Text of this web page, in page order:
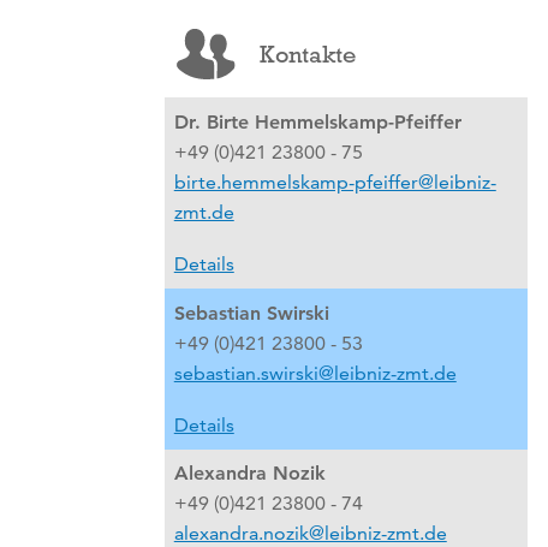
Kontakte
Dr. Birte Hemmelskamp-Pfeiffer
+49 (0)421 23800 - 75
birte.hemmelskamp-pfeiffer@leibniz-
zmt.de
Details
Sebastian Swirski
+49 (0)421 23800 - 53
sebastian.swirski@leibniz-zmt.de
Details
Alexandra Nozik
+49 (0)421 23800 - 74
alexandra.nozik@leibniz-zmt.de